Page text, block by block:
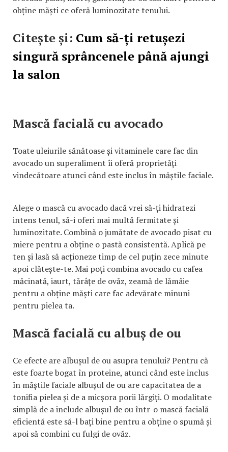
obține măști ce oferă luminozitate tenului.
Citește și: Cum să-ți retușezi
singură sprâncenele până ajungi
la salon
Mască facială cu avocado
Toate uleiurile sănătoase și vitaminele care fac din
avocado un superaliment îi oferă proprietăți
vindecătoare atunci când este inclus în măștile faciale.
Alege o mască cu avocado dacă vrei să-ți hidratezi
intens tenul, să-i oferi mai multă fermitate și
luminozitate. Combină o jumătate de avocado pisat cu
miere pentru a obține o pastă consistentă. Aplică pe
ten și lasă să acționeze timp de cel puțin zece minute
apoi clătește-te. Mai poți combina avocado cu cafea
măcinată, iaurt, tărâțe de ovăz, zeamă de lămâie
pentru a obține măști care fac adevărate minuni
pentru pielea ta.
Mască facială cu albuș de ou
Ce efecte are albușul de ou asupra tenului? Pentru că
este foarte bogat în proteine, atunci când este inclus
în măștile faciale albușul de ou are capacitatea de a
tonifia pielea și de a micșora porii lărgiți. O modalitate
simplă de a include albușul de ou într-o mască facială
eficientă este să-l bați bine pentru a obține o spumă și
apoi să combini cu fulgi de ovăz.